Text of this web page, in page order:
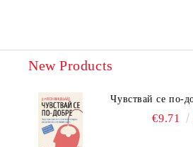
New Products
Чувствай се по-
€9.71